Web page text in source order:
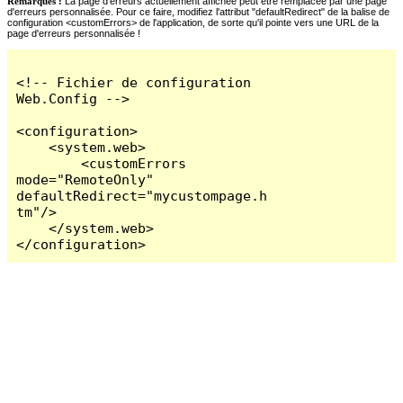
d'erreurs personnalisée. Pour ce faire, modifiez l'attribut "defaultRedirect" de la balise de
configuration <customErrors> de l'application, de sorte qu'il pointe vers une URL de la
page d'erreurs personnalisée !
<!-- Fichier de configuration
Web.Config -->
<configuration>
    <system.web>
        <customErrors
mode="RemoteOnly"
defaultRedirect="mycustompage.h
tm"/>
    </system.web>
</configuration>